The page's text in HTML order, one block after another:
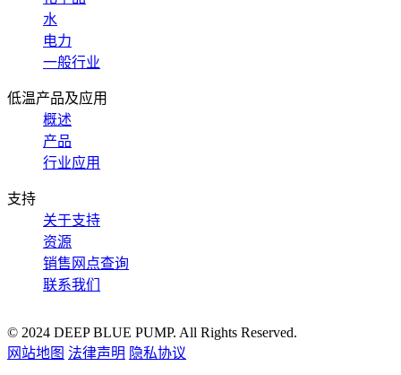
水
电力
一般行业
低温产品及应用
概述
产品
行业应用
支持
关于支持
资源
销售网点查询
联系我们
© 2024 DEEP BLUE PUMP. All Rights Reserved.
网站地图 法律声明 隐私协议